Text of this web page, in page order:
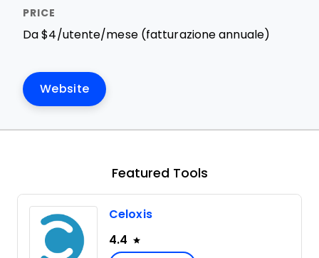
Da $4/utente/mese (fatturazione annuale)
Website
Featured Tools
Celoxis
4.4